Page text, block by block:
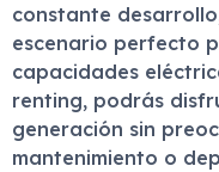
constante
escenario perfecto
capacidades
renting, podrás
generación sin
mantenimiento o